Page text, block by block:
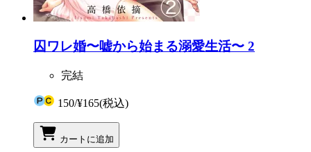
囚ワレ婚〜嘘から始まる溺愛生活〜 2
完結
150/¥165(税込)
カートに追加